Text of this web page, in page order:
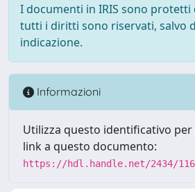
I documenti in IRIS sono protetti
tutti i diritti sono riservati, salvo
indicazione.
Informazioni
Utilizza questo identificativo
link a questo documento:
https://hdl.handle.net/2434/